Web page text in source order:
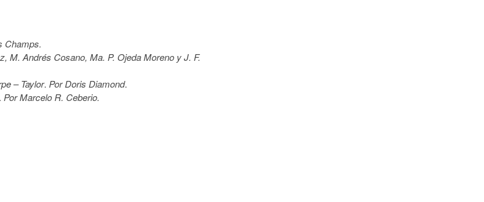
Champs.
M. Andrés Cosano, Ma. P. Ojeda Moreno y J. F.
– Taylor. Por Doris Diamond.
Por Marcelo R. Ceberio.